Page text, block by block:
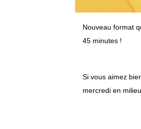
Nouveau format
45 minutes !
Si vous aimez
mercredi en